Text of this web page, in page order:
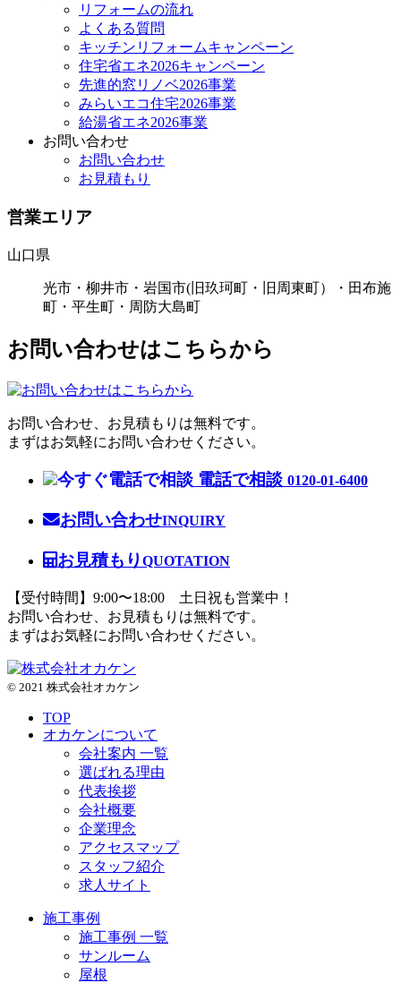
リフォームの流れ
よくある質問
キッチンリフォームキャンペーン
住宅省エネ2026キャンペーン
先進的窓リノベ2026事業
みらいエコ住宅2026事業
給湯省エネ2026事業
お問い合わせ
お問い合わせ
お見積もり
営業エリア
山口県
光市・柳井市・岩国市(旧玖珂町・旧周東町）・田布施
町・平生町・周防大島町
お問い合わせはこちらから
お問い合わせ、お見積もりは無料です。
まずはお気軽にお問い合わせください。
電話で相談 0120-01-6400
お問い合わせINQUIRY
お見積もり QUOTATION
【受付時間】9:00〜18:00 土日祝も営業中！
お問い合わせ、お見積もりは無料です。
まずはお気軽にお問い合わせください。
© 2021 株式会社オカケン
TOP
オカケンについて
会社案内 一覧
選ばれる理由
代表挨拶
会社概要
企業理念
アクセスマップ
スタッフ紹介
求人サイト
施工事例
施工事例 一覧
サンルーム
屋根